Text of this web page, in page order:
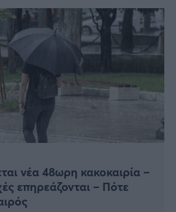
νέα 48ωρη κακοκαιρία –
επηρεάζονται – Πότε